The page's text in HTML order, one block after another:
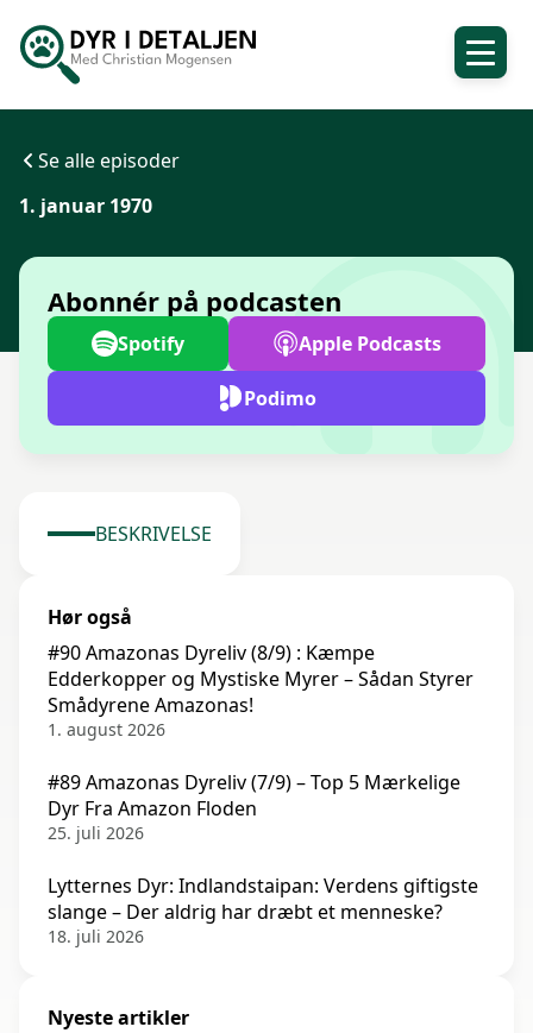
Se alle episoder
1. januar 1970
Abonnér på podcasten
Spotify Apple Podcasts
Podimo
BESKRIVELSE
Hør også
#90 Amazonas Dyreliv (8/9) : Kæmpe
Edderkopper og Mystiske Myrer – Sådan Styrer
Smådyrene Amazonas!
1. august 2026
#89 Amazonas Dyreliv (7/9) – Top 5 Mærkelige
Dyr Fra Amazon Floden
25. juli 2026
Lytternes Dyr: Indlandstaipan: Verdens giftigste
slange – Der aldrig har dræbt et menneske?
18. juli 2026
Nyeste artikler